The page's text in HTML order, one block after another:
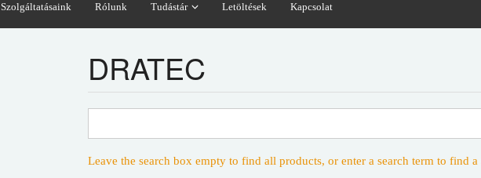
Szolgáltatásaink Rólunk Tudástár Letöltések Kapcsolat
DRATEC
Leave the search box empty to find all products, or enter a search term to find